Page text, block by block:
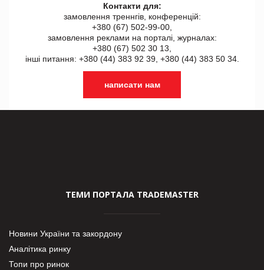
Контакти для:
замовлення треннгів, конференцій:
+380 (67) 502-99-00,
замовлення реклами на порталі, журналах:
+380 (67) 502 30 13,
інші питання: +380 (44) 383 92 39, +380 (44) 383 50 34.
написати нам
ТЕМИ ПОРТАЛА TRADEMASTER
Новини України та закордону
Аналітика ринку
Топи про ринок